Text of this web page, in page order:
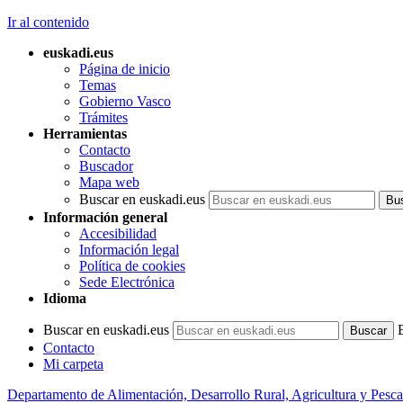
Ir al contenido
euskadi.eus
Página de inicio
Temas
Gobierno Vasco
Trámites
Herramientas
Contacto
Buscador
Mapa web
Buscar en euskadi.eus
Información general
Accesibilidad
Información legal
Política de cookies
Sede Electrónica
Idioma
Buscar en euskadi.eus
Contacto
Mi carpeta
Departamento de Alimentación, Desarrollo Rural, Agricultura y Pesca